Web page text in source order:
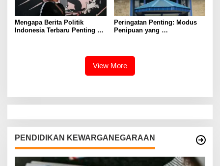
Mengapa Berita Politik
Indonesia Terbaru Penting
Peringatan Penting: Modus
Penipuan yang
View More
PENDIDIKAN KEWARGANEGARAAN